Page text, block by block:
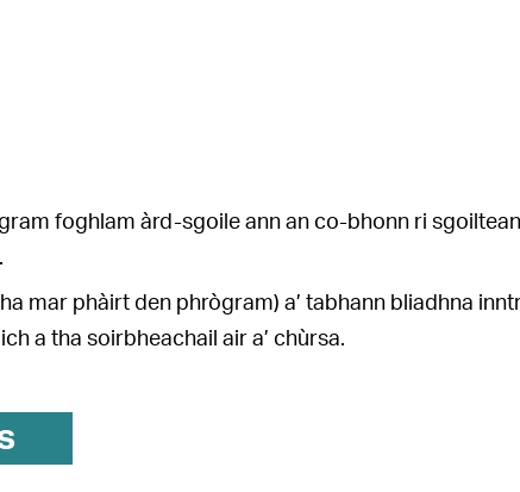
foghlam àrd-sgoile ann an co-bhonn ri sgoiltean
mar phàirt den phrògram) a’ tabhann bliadhna
a tha soirbheachail air a’ chùrsa.